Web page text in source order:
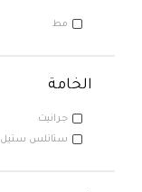
مط
التشطيب: مط
الخامة
جرانيت
جرانيت
ستانلس ستيل
ستانلس ستيل